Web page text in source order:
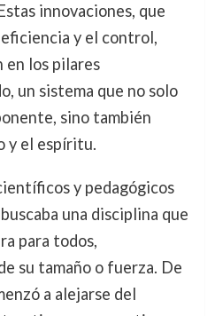
innovaciones, que
y el control,
los pilares
un sistema que no solo
sino también
y el espíritu.
y pedagógicos
una disciplina que
para todos,
su tamaño o fuerza. De
a alejarse del